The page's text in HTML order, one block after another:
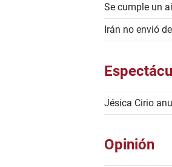
Se cumple un
Irán no envió
Jésica Cirio
Opinión